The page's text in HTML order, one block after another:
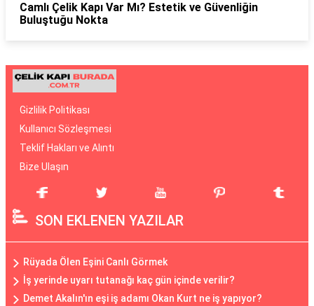
Camlı Çelik Kapı Var Mı? Estetik ve Güvenliğin
Buluştuğu Nokta
Gizlilik Politikası
Kullanıcı Sözleşmesi
Teklif Hakları ve Alıntı
Bize Ulaşın
SON EKLENEN YAZILAR
Rüyada Ölen Eşini Canlı Görmek
İş yerinde uyarı tutanağı kaç gün içinde verilir?
Demet Akalın'ın eşi iş adamı Okan Kurt ne iş yapıyor?